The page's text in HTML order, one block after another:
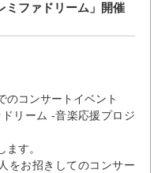
ミファドリーム」開催
コンサートイベント
ドリーム -音楽応援プロジ
す。
をお招きしてのコンサー